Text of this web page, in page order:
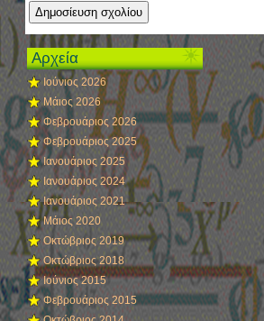
Αρχεία
Ιούνιος 2026
Μάιος 2026
Φεβρουάριος 2026
Φεβρουάριος 2025
Ιανουάριος 2025
Ιανουάριος 2024
Ιανουάριος 2021
Μάιος 2020
Οκτώβριος 2019
Οκτώβριος 2018
Ιούνιος 2015
Φεβρουάριος 2015